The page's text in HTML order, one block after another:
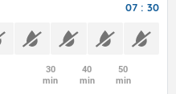
07 : 30
30
min
40
min
50
min